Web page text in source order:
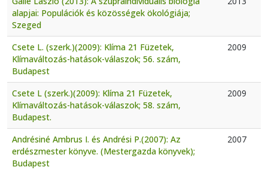
alapjai: Populációk és közösségek ökológiája;
Szeged
Csete L. (szerk.)(2009): Klíma 21 Füzetek,
Klímaváltozás-hatások-válaszok; 56. szám,
Budapest
2009
Csete L (szerk.)(2009): Klíma 21 Füzetek,
Klímaváltozás-hatások-válaszok; 58. szám,
Budapest.
2009
Andrésiné Ambrus I. és Andrési P.(2007): Az
erdészmester könyve. (Mestergazda könyvek);
Budapest
2007